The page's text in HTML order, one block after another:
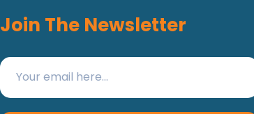
Join The Newsletter